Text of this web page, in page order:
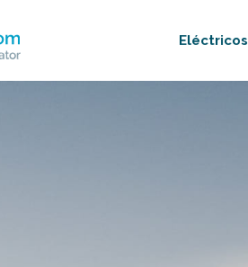
Eléctricos